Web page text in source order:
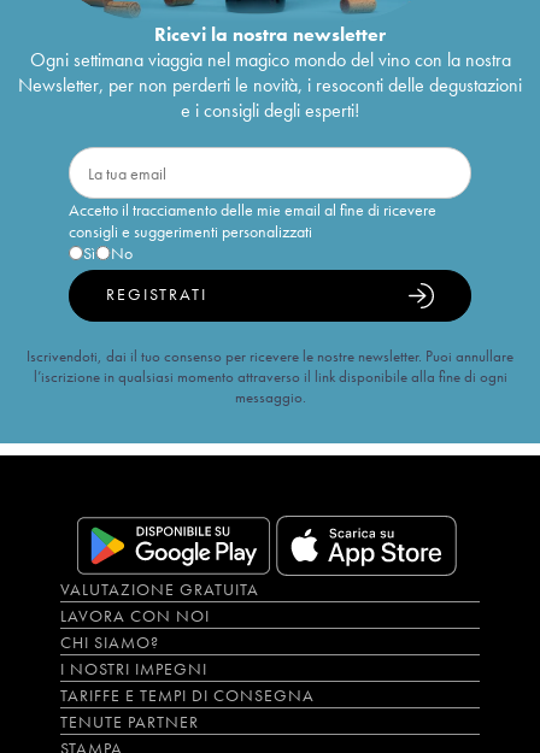
Ricevi la nostra newsletter
Ogni settimana viaggia nel magico mondo del vino con la nostra
Newsletter, per non perderti le novità, i resoconti delle degustazioni
e i consigli degli esperti!
Accetto il tracciamento delle mie email al fine di ricevere
consigli e suggerimenti personalizzati
Sì
No
REGISTRATI
Iscrivendoti, dai il tuo consenso per ricevere le nostre newsletter. Puoi annullare
l’iscrizione in qualsiasi momento attraverso il link disponibile alla fine di ogni
messaggio.
VALUTAZIONE GRATUITA
LAVORA CON NOI
CHI SIAMO?
I NOSTRI IMPEGNI
TARIFFE E TEMPI DI CONSEGNA
TENUTE PARTNER
STAMPA